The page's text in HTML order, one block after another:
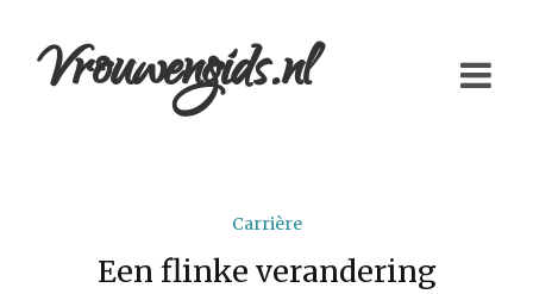
Vrouwengids.nl
Carrière
Een flinke verandering